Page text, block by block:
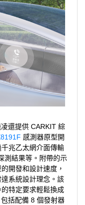
還提供 CARKIT 綜
感測器原型開
兆乙太網介面傳輸
測結果等。附帶的示
開發和設計速度，
系統設計理念。該
特定要求輕鬆換成
括配備 8 個發射器